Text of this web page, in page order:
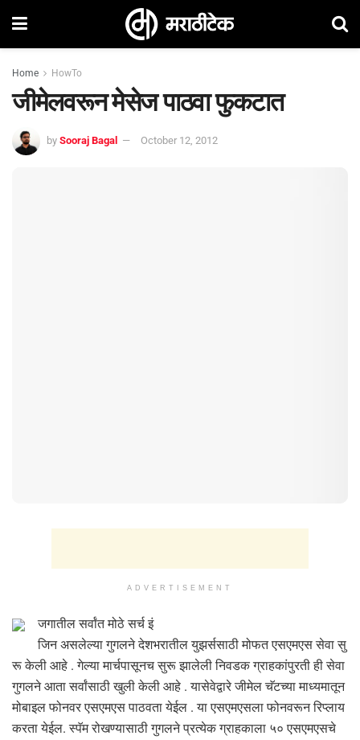
Home HowTo
जीमेलवरून मेसेज पाठवा फुकटात
by Sooraj Bagal October 12, 2012
ADVERTISEMENT
जगातील सर्वांत मोठे सर्च इं​
जिन असलेल्या गुगलने देशभरातील युझर्ससाठी मोफत एसएमएस सेवा सु
रू केली आहे . गेल्या मार्चपासूनच सुरू झालेली निवडक ग्राहकांपुरती ही सेवा
गुगलने आता सर्वांसाठी खुली केली आहे . यासेवेद्वारे जीमेल चॅटच्या माध्यमातून
मोबाइल फोनवर एसएमएस पाठवता येईल . या एसएमएसला फोनवरून रिप्लाय
करता येईल. स्पॅम रोखण्यासाठी गुगलने प्रत्येक ग्राहकाला ५० एसएमएसचे